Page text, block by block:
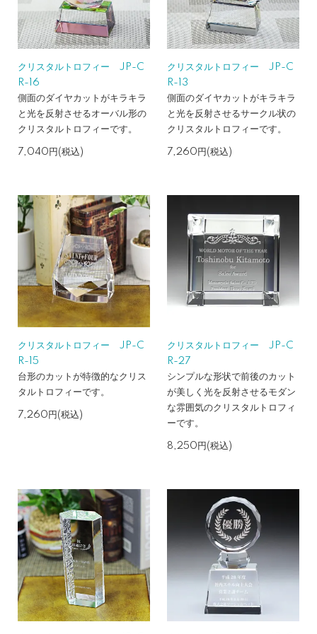
クリスタルトロフィー JP-C
R-16
側面のダイヤカットがキラキラ
と光を反射させるオーバル形の
クリスタルトロフィーです。
7,040円(税込)
クリスタルトロフィー JP-C
R-13
側面のダイヤカットがキラキラ
と光を反射させるサークル状の
クリスタルトロフィーです。
7,260円(税込)
クリスタルトロフィー JP-C
R-15
台形のカットが特徴的なクリス
タルトロフィーです。
7,260円(税込)
クリスタルトロフィー JP-C
R-27
シンプルな形状で前後のカット
が美しく光を反射させるモダン
な雰囲気のクリスタルトロフィ
ーです。
8,250円(税込)